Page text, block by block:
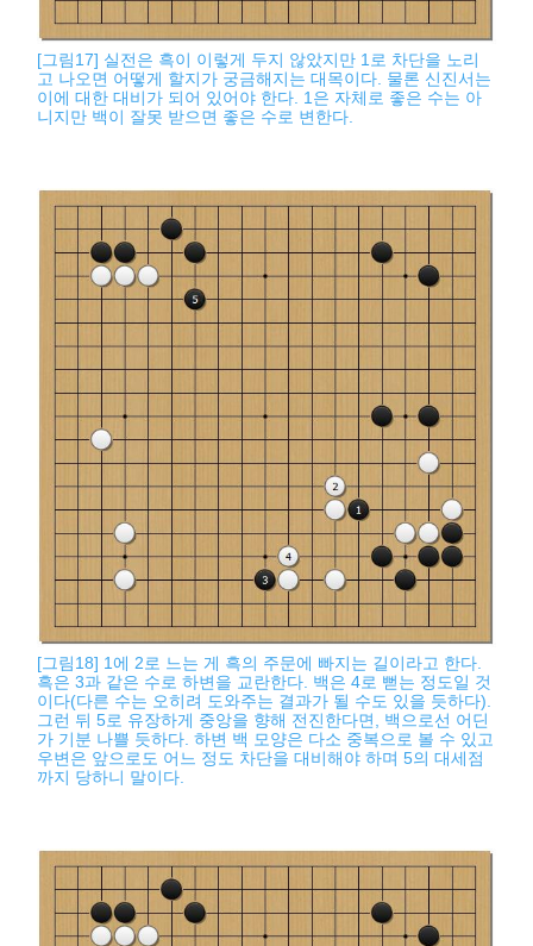
[그림17] 실전은 흑이 이렇게 두지 않았지만 1로 차단을 노리
고 나오면 어떻게 할지가 궁금해지는 대목이다. 물론 신진서는
이에 대한 대비가 되어 있어야 한다. 1은 자체로 좋은 수는 아
니지만 백이 잘못 받으면 좋은 수로 변한다.
[그림18] 1에 2로 느는 게 흑의 주문에 빠지는 길이라고 한다.
흑은 3과 같은 수로 하변을 교란한다. 백은 4로 뻗는 정도일 것
이다(다른 수는 오히려 도와주는 결과가 될 수도 있을 듯하다).
그런 뒤 5로 유장하게 중앙을 향해 전진한다면, 백으로선 어딘
가 기분 나쁠 듯하다. 하변 백 모양은 다소 중복으로 볼 수 있고
우변은 앞으로도 어느 정도 차단을 대비해야 하며 5의 대세점
까지 당하니 말이다.